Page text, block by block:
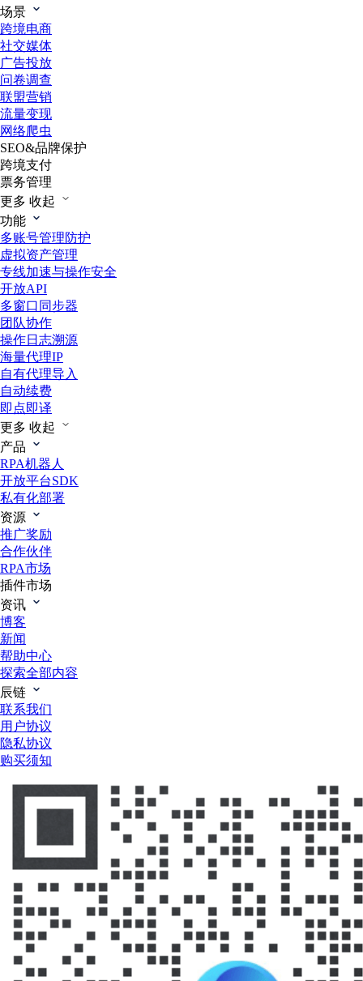
场景
跨境电商
社交媒体
广告投放
问卷调查
联盟营销
流量变现
网络爬虫
SEO&品牌保护
跨境支付
票务管理
更多 收起
功能
多账号管理防护
虚拟资产管理
专线加速与操作安全
开放API
多窗口同步器
团队协作
操作日志溯源
海量代理IP
自有代理导入
自动续费
即点即译
更多 收起
产品
RPA机器人
开放平台SDK
私有化部署
资源
推广奖励
合作伙伴
RPA市场
插件市场
资讯
博客
新闻
帮助中心
探索全部内容
辰链
联系我们
用户协议
隐私协议
购买须知